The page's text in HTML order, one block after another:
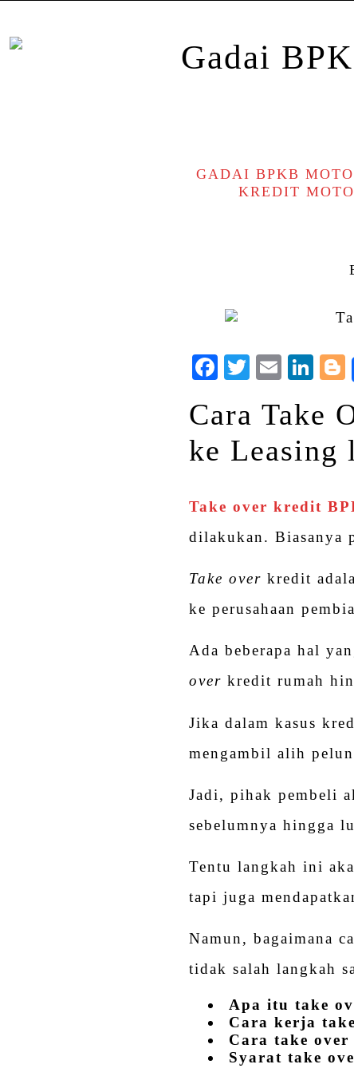
GADAI BPKB
KREDIT
Facebook
Twitter
Email
Cara Take
ke Leasing
Take over kredit
dilakukan. Biasanya
Take over kredit
ke perusahaan
Ada beberapa hal
over kredit rumah
Jika dalam kasus
mengambil alih
Jadi, pihak pembeli
sebelumnya hingga
Tentu langkah ini
tapi juga
Namun, bagaimana
tidak salah langkah
Apa itu take
Cara kerja
Cara take
Syarat take